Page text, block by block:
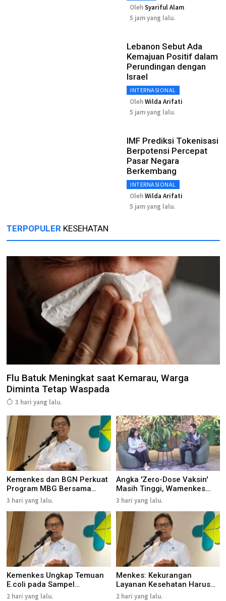
OlehSyariful Alam
5 jam yang lalu.
Lebanon Sebut Ada
Kemajuan Positif dalam
Perundingan dengan
Israel
INTERNASIONAL
OlehWilda Arifati
5 jam yang lalu.
IMF Prediksi Tokenisasi
Berpotensi Percepat
Pasar Negara
Berkembang
INTERNASIONAL
OlehWilda Arifati
5 jam yang lalu.
TERPOPULER KESEHATAN
Flu Batuk Meningkat saat Kemarau, Warga
Diminta Tetap Waspada
3 hari yang lalu.
Kemenkes dan BGN Perkuat
Program MBG Bersama
Pakar...
3 hari yang lalu.
Angka 'Zero-Dose Vaksin'
Masih Tinggi, Wamenkes
Da...
3 hari yang lalu.
Kemenkes Ungkap Temuan
E.coli pada Sampel
Makanan...
2 hari yang lalu.
Menkes: Kekurangan
Layanan Kesehatan Harus
Segera...
2 hari yang lalu.